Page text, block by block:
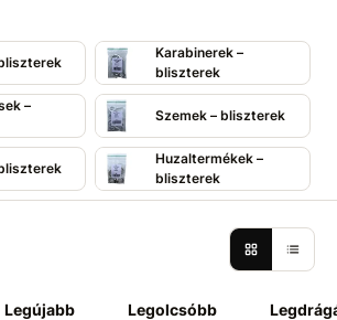
a vásárló láthatja, mi van benne.
Karabinerek –
bliszterek
–
Szemek – bliszterek
Huzaltermékek –
bliszterek
Legújabb Legolcsóbb